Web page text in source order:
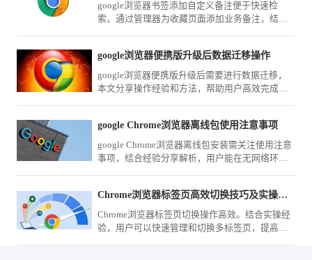
google浏览器书签添加自定义备注便于快速检
索。通过管理器为收藏页面添加业务备注，结合
google浏览器便携版升级后数据迁移操作
google浏览器便携版升级后需要进行数据迁移，
本文分享操作经验和方法，帮助用户高效完成升
google Chrome浏览器离线包使用注意事项
google Chrome浏览器离线包安装需关注使用注意
事项，结合经验分享解析，用户能在无网络环境
Chrome浏览器标签页高效切换技巧及实操经验
Chrome浏览器标签页切换操作高效。结合实操经
验，用户可以快速管理和切换多标签页，提高多